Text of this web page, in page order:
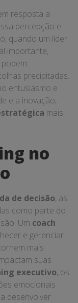
resposta a
percepção e
quando um líder
importante,
precipitadas.
entusiasmo e
e a inovação,
mais
no
de decisão, as
como parte do
Um coach
e gerenciar
mais
suas
executivo, os
emocionais
desenvolver